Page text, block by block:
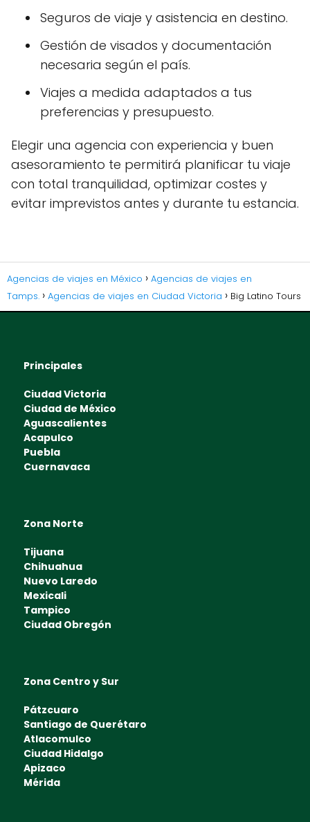
Seguros de viaje y asistencia en destino.
Gestión de visados y documentación
necesaria según el país.
Viajes a medida adaptados a tus
preferencias y presupuesto.
Elegir una agencia con experiencia y buen
asesoramiento te permitirá planificar tu viaje
con total tranquilidad, optimizar costes y
evitar imprevistos antes y durante tu estancia.
Agencias de viajes en México
Agencias de viajes en
Tamps.
Agencias de viajes en Ciudad Victoria Big Latino Tours
Principales
Ciudad Victoria
Ciudad de México
Aguascalientes
Acapulco
Puebla
Cuernavaca
Zona Norte
Tijuana
Chihuahua
Nuevo Laredo
Mexicali
Tampico
Ciudad Obregón
Zona Centro y Sur
Pátzcuaro
Santiago de Querétaro
Atlacomulco
Ciudad Hidalgo
Apizaco
Mérida